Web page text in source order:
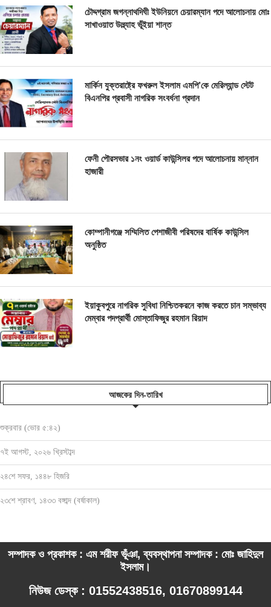
চৌদ্দগ্রাম জগন্নাথদিঘী ইউনিয়নে চেয়ারম্যান পদে আলোচনায় মোঃ
সাখাওয়াত উল্ল্যাহ ভূঁইয়া শান্ত
মার্কিন যুক্তরাষ্ট্রে ফখরুল ইসলাম এমপি’কে মেরিল্যান্ড স্টেট
বিএনপির প্রবাসী নাগরিক সংবর্ধনা প্রদান
ফেনী পৌরসভার ১নং ওয়ার্ড কাউন্সিলর পদে আলোচনায় মান্নান
হাজারী
কোম্পানীগঞ্জে সম্মিলিত পেশাজীবী পরিষদের বার্ষিক কাউন্সিল
অনুষ্ঠিত
ইয়াকুবপুরে নাগরিক সুবিধা নিশ্চিতকরনে কাজ করতে চান সম্ভাব্য
মেম্বার পদপ্রার্থী মোস্তাফিজুর রহমান রিয়াদ
আজকের দিন-তারিখ
শুক্রবার (ভোর ৫:৪২)
৭ই আগস্ট, ২০২৬ খ্রিস্টাব্দ
২৪শে সফর, ১৪৪৮ হিজরি
২৩শে শ্রাবণ, ১৪৩৩ বঙ্গাব্দ (বর্ষাকাল)
সম্পাদক ও প্রকাশক : এম শরীফ ভূঁঞা, ব্যবস্থাপনা সম্পাদক : মোঃ জাহিদুল
ইসলাম।
নিউজ ডেস্ক : 01552438516, 01670899144